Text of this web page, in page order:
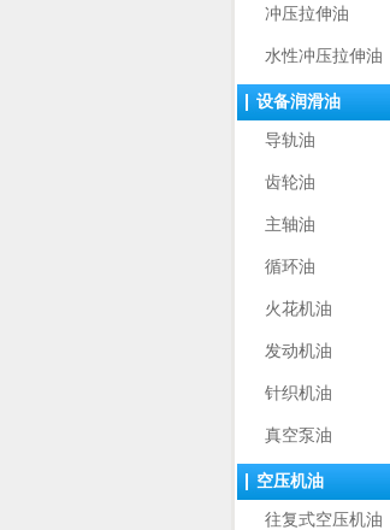
冲压拉伸油
水性冲压拉伸油
设备润滑油
导轨油
齿轮油
主轴油
循环油
火花机油
发动机油
针织机油
真空泵油
空压机油
往复式空压机油